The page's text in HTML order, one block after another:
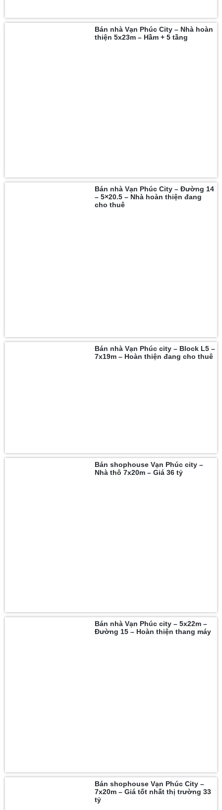
Bán nhà Vạn Phúc City – Nhà hoàn
thiện 5x23m – Hầm + 5 tầng
Bán nhà Vạn Phúc City – Đường 14
– 5×20.5 – Nhà hoàn thiện đang
cho thuê
Bán nhà Vạn Phúc city – Block L5 –
7x19m – Hoàn thiện đang cho thuê
Bán shophouse Vạn Phúc city –
Nhà thô 7x20m – Giá 36 tỷ
Bán nhà Vạn Phúc city – 5x22m –
Đường 15 – Hoàn thiện thang máy
Bán shophouse Vạn Phúc City –
7x20m – Giá tốt nhất thị trường 33
tỷ